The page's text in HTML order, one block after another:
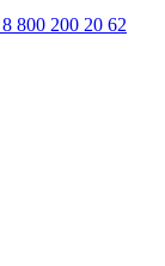
8 800 200 20 62